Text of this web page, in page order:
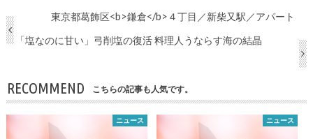
東京都葛飾区<b>鎌倉</b>４丁目／新柴又駅／アパート
「塩なのに甘い」弓削塩の復活 料理人うならす海の結晶
RECOMMEND こちらの記事も人気です。
ニュース ニュース